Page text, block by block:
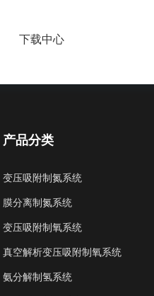
下载中心
产品分类
变压吸附制氮系统
膜分离制氮系统
变压吸附制氧系统
真空解析变压吸附制氧系统
氨分解制氢系统